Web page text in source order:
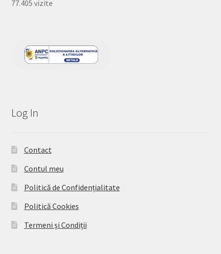
77.405 vizite
Log In
Contact
Contul meu
Politică de Confidențialitate
Politică Cookies
Termeni și Condiții